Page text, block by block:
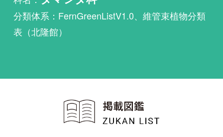
植物・野鳥・菌類・昆虫・魚
い放題